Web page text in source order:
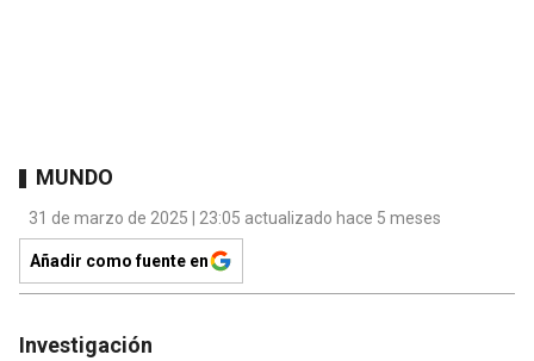
MUNDO
31 de marzo de 2025 | 23:05 actualizado hace 5 meses
Añadir como fuente en
Investigación